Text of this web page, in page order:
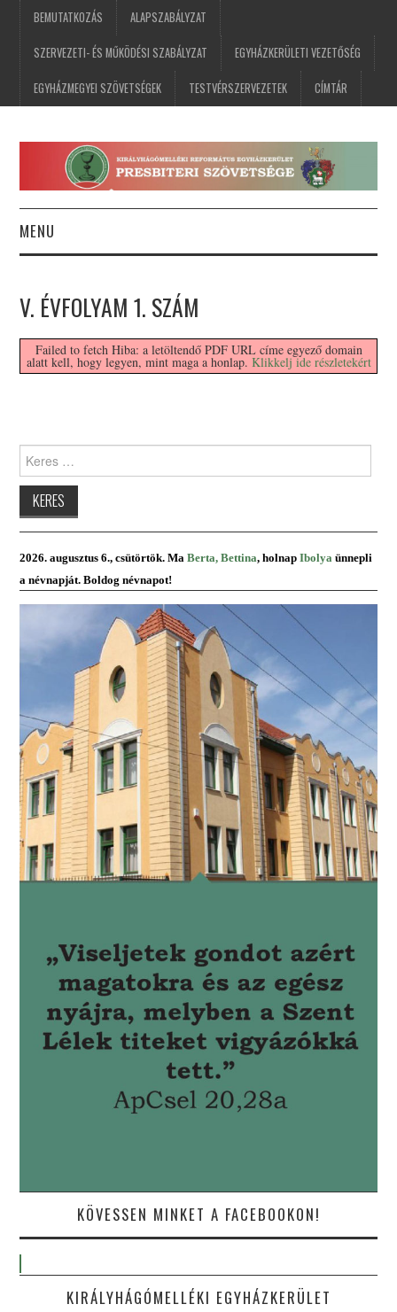
BEMUTATKOZÁS ALAPSZABÁLYZAT
SZERVEZETI- ÉS MŰKÖDÉSI SZABÁLYZAT EGYHÁZKERÜLETI VEZETŐSÉG
EGYHÁZMEGYEI SZÖVETSÉGEK TESTVÉRSZERVEZETEK CÍMTÁR
MENU
HÍREK
ESEMÉNYNAPTÁR
ŐRÁLLÓK
KAPCSOLAT
V. ÉVFOLYAM 1. SZÁM
Failed to fetch Hiba: a letöltendő PDF URL címe egyező domain
alatt kell, hogy legyen, mint maga a honlap. Klikkelj ide részletekért
2026. augusztus 6., csütörtök. MaBerta, Bettina, holnap Ibolya ünnepli
a névnapját. Boldog névnapot!
KÖVESSEN MINKET A FACEBOOKON!
KIRÁLYHÁGÓMELLÉKI EGYHÁZKERÜLET